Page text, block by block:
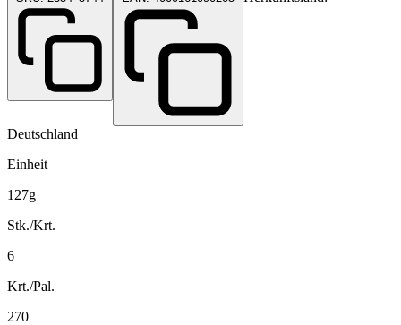
Deutschland
Einheit
127g
Stk./Krt.
6
Krt./Pal.
270